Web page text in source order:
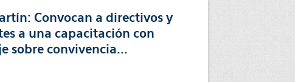
Convocan a directivos y
a una capacitación con
sobre convivencia...